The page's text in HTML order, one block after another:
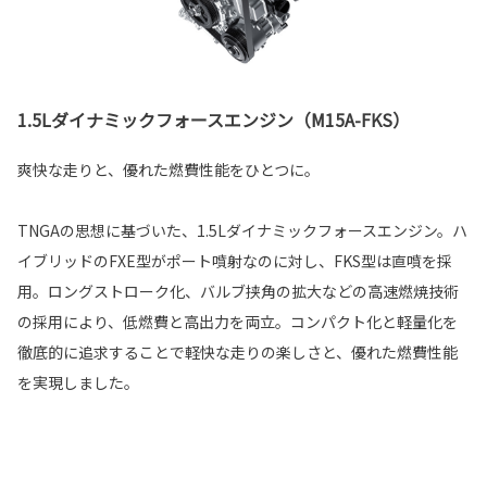
1.5Lダイナミックフォースエンジン（M15A-FKS）
爽快な走りと、優れた燃費性能をひとつに。
TNGAの思想に基づいた、1.5Lダイナミックフォースエンジン。ハ
イブリッドのFXE型がポート噴射なのに対し、FKS型は直噴を採
用。ロングストローク化、バルブ挟角の拡大などの高速燃焼技術
の採用により、低燃費と高出力を両立。コンパクト化と軽量化を
徹底的に追求することで軽快な走りの楽しさと、優れた燃費性能
を実現しました。